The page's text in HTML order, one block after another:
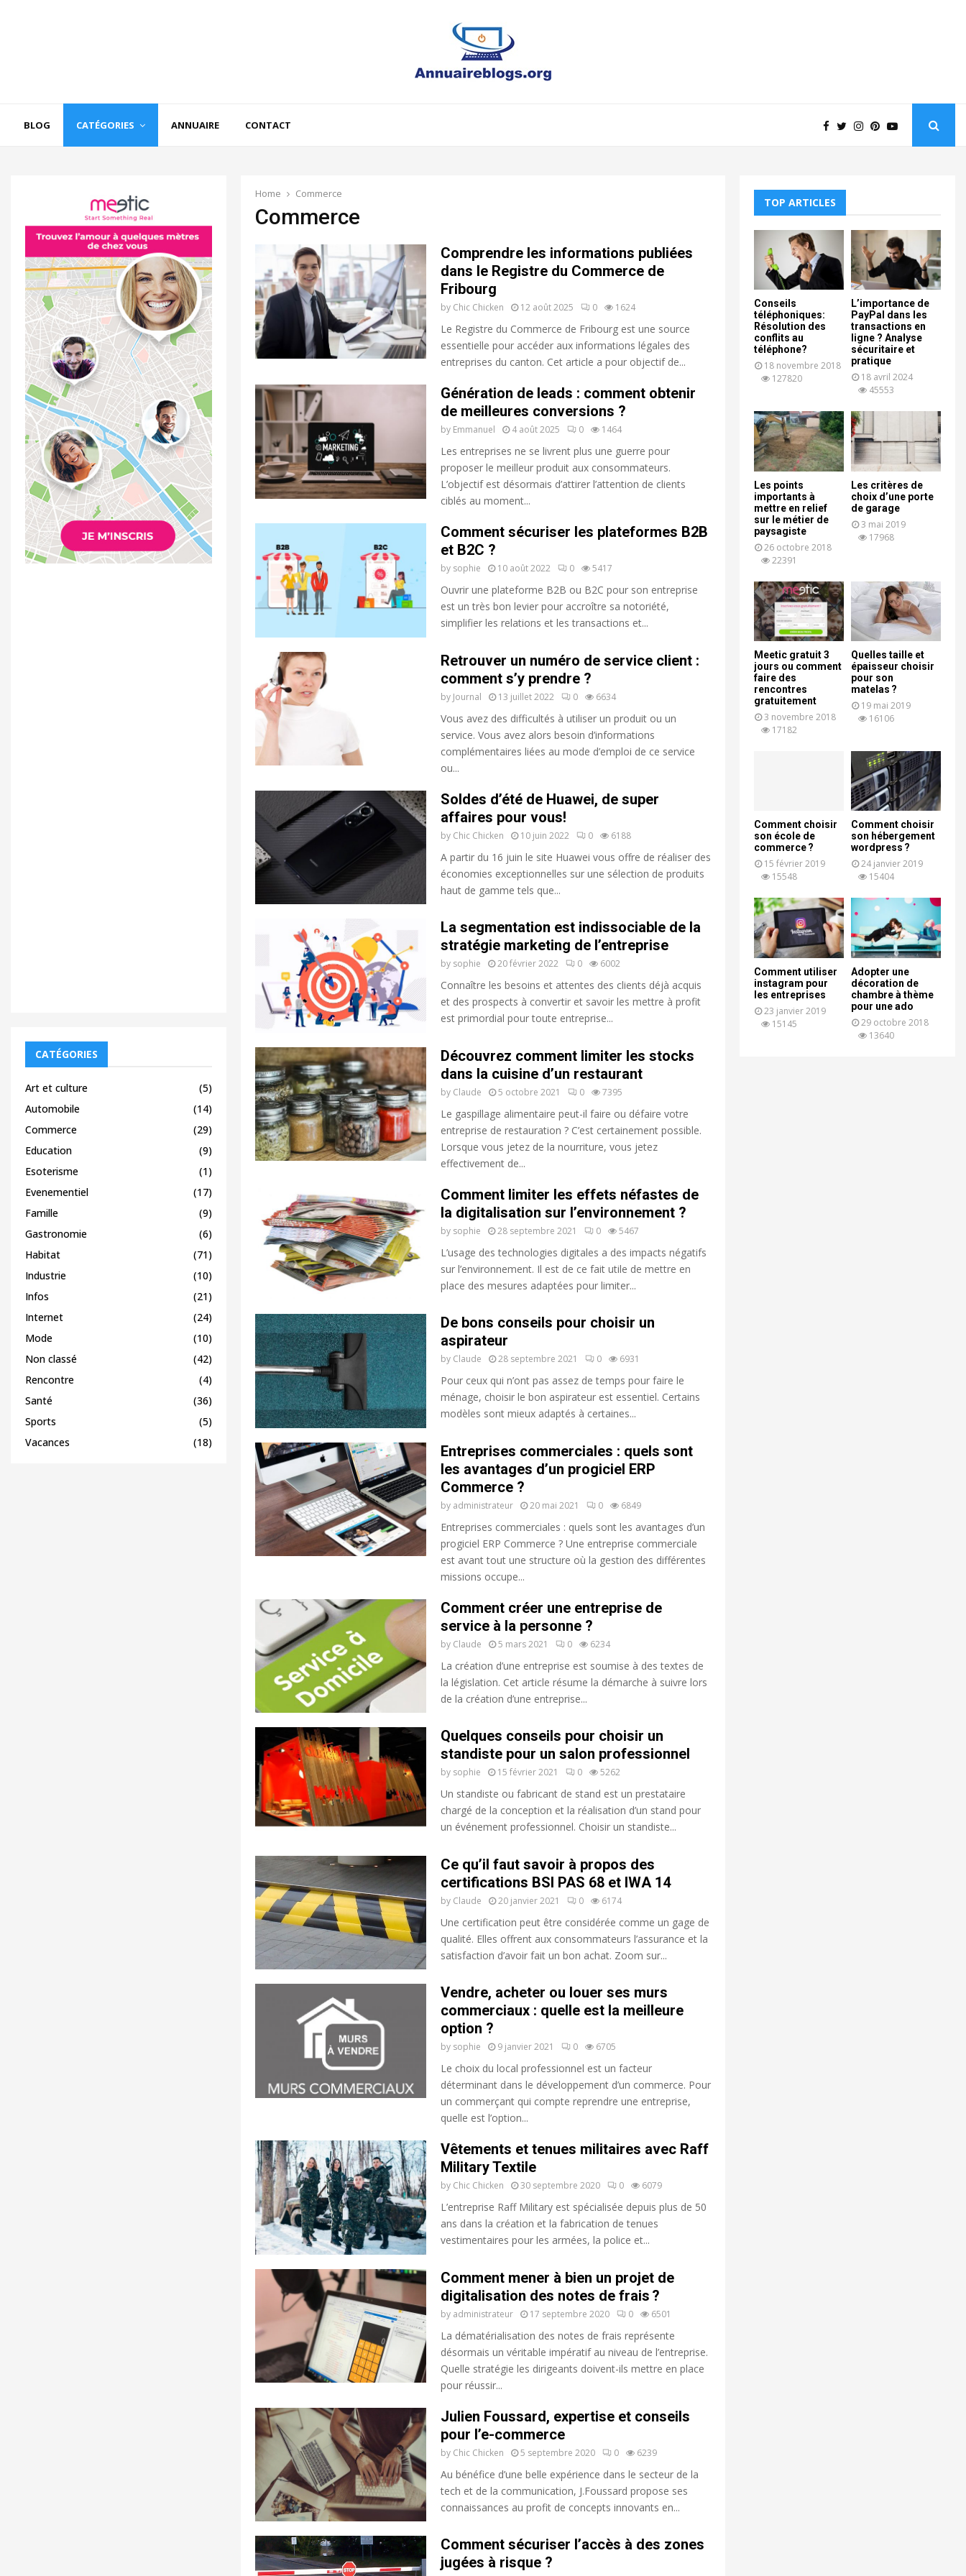
BLOG CATÉGORIES ANNUAIRE CONTACT
Home Commerce
Commerce
Comprendre les informations publiées
dans le Registre du Commerce de
Fribourg
by Chic Chicken 12 août 2025 0 1624
Le Registre du Commerce de Fribourg est une source
essentielle pour accéder aux informations légales des
entreprises du canton. Cet article a pour objectif de...
Génération de leads : comment obtenir
de meilleures conversions ?
by Emmanuel 4 août 2025 0 1464
Les entreprises ne se livrent plus une guerre pour
proposer le meilleur produit aux consommateurs.
L’objectif est désormais d’attirer l’attention de clients
ciblés au moment...
Comment sécuriser les plateformes B2B
et B2C ?
by sophie 10 août 2022 0 5417
Ouvrir une plateforme B2B ou B2C pour son entreprise
est un très bon levier pour accroître sa notoriété,
simplifier les relations et les transactions et...
Retrouver un numéro de service client :
comment s’y prendre ?
by Journal 13 juillet 2022 0 6634
Vous avez des difficultés à utiliser un produit ou un
service. Vous avez alors besoin d’informations
complémentaires liées au mode d’emploi de ce service
ou...
Soldes d’été de Huawei, de super
affaires pour vous!
by Chic Chicken 10 juin 2022 0 6188
A partir du 16 juin le site Huawei vous offre de réaliser des
économies exceptionnelles sur une sélection de produits
haut de gamme tels que...
La segmentation est indissociable de la
stratégie marketing de l’entreprise
by sophie 20 février 2022 0 6002
Connaître les besoins et attentes des clients déjà acquis
et des prospects à convertir et savoir les mettre à profit
est primordial pour toute entreprise...
Découvrez comment limiter les stocks
dans la cuisine d’un restaurant
by Claude 5 octobre 2021 0 7395
Le gaspillage alimentaire peut-il faire ou défaire votre
entreprise de restauration ? C’est certainement possible.
Lorsque vous jetez de la nourriture, vous jetez
effectivement de...
Comment limiter les effets néfastes de
la digitalisation sur l’environnement ?
by sophie 28 septembre 2021 0 5467
L’usage des technologies digitales a des impacts négatifs
sur l’environnement. Il est de ce fait utile de mettre en
place des mesures adaptées pour limiter...
De bons conseils pour choisir un
aspirateur
by Claude 28 septembre 2021 0 6931
Pour ceux qui n’ont pas assez de temps pour faire le
ménage, choisir le bon aspirateur est essentiel. Certains
modèles sont mieux adaptés à certaines...
Entreprises commerciales : quels sont
les avantages d’un progiciel ERP
Commerce ?
by administrateur 20 mai 2021 0 6849
Entreprises commerciales : quels sont les avantages d’un
progiciel ERP Commerce ? Une entreprise commerciale
est avant tout une structure où la gestion des différentes
missions occupe...
Comment créer une entreprise de
service à la personne ?
by Claude 5 mars 2021 0 6234
La création d’une entreprise est soumise à des textes de
la législation. Cet article résume la démarche à suivre lors
de la création d’une entreprise...
Quelques conseils pour choisir un
standiste pour un salon professionnel
by sophie 15 février 2021 0 5262
Un standiste ou fabricant de stand est un prestataire
chargé de la conception et la réalisation d’un stand pour
un événement professionnel. Choisir un standiste...
Ce qu’il faut savoir à propos des
certifications BSI PAS 68 et IWA 14
by Claude 20 janvier 2021 0 6174
Une certification peut être considérée comme un gage de
qualité. Elles offrent aux consommateurs l’assurance et la
satisfaction d’avoir fait un bon achat. Zoom sur...
Vendre, acheter ou louer ses murs
commerciaux : quelle est la meilleure
option ?
by sophie 9 janvier 2021 0 6705
Le choix du local professionnel est un facteur
déterminant dans le développement d’un commerce. Pour
un commerçant qui compte reprendre une entreprise,
quelle est l’option...
Vêtements et tenues militaires avec Raff
Military Textile
by Chic Chicken 30 septembre 2020 0 6079
L’entreprise Raff Military est spécialisée depuis plus de 50
ans dans la création et la fabrication de tenues
vestimentaires pour les armées, la police et...
Comment mener à bien un projet de
digitalisation des notes de frais ?
by administrateur 17 septembre 2020 0 6501
La dématérialisation des notes de frais représente
désormais un véritable impératif au niveau de l’entreprise.
Quelle stratégie les dirigeants doivent-ils mettre en place
pour réussir...
Julien Foussard, expertise et conseils
pour l’e-commerce
by Chic Chicken 5 septembre 2020 0 6239
Au bénéfice d’une belle expérience dans le secteur de la
tech et de la communication, J.Foussard propose ses
connaissances au profit de concepts innovants en...
Comment sécuriser l’accès à des zones
jugées à risque ?
CATÉGORIES
Art et culture
(5)
Automobile
(14)
Commerce
(29)
Education
(9)
Esoterisme
(1)
Evenementiel
(17)
Famille
(9)
Gastronomie
(6)
Habitat
(71)
Industrie
(10)
Infos
(21)
Internet
(24)
Mode
(10)
Non classé
(42)
Rencontre
(4)
Santé
(36)
Sports
(5)
Vacances
(18)
TOP ARTICLES
Conseils
téléphoniques:
Résolution des
conflits au
téléphone?
18 novembre 2018
127820
L’importance de
PayPal dans les
transactions en
ligne ? Analyse
sécuritaire et
pratique
18 avril 2024
45553
Les points
importants à
mettre en relief
sur le métier de
paysagiste
26 octobre 2018
22391
Les critères de
choix d’une porte
de garage
3 mai 2019
17968
Meetic gratuit 3
jours ou comment
faire des
rencontres
gratuitement
3 novembre 2018
17182
Quelles taille et
épaisseur choisir
pour son
matelas ?
19 mai 2019
16106
Comment choisir
son école de
commerce ?
15 février 2019
15548
Comment choisir
son hébergement
wordpress ?
24 janvier 2019
15404
Comment utiliser
instagram pour
les entreprises
23 janvier 2019
15145
Adopter une
décoration de
chambre à thème
pour une ado
29 octobre 2018
13640